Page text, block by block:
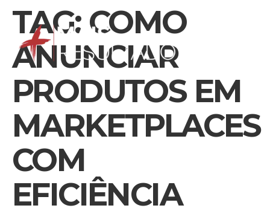
TAG: COMO
ANUNCIAR
PRODUTOS EM
MARKETPLACES
COM
EFICIÊNCIA